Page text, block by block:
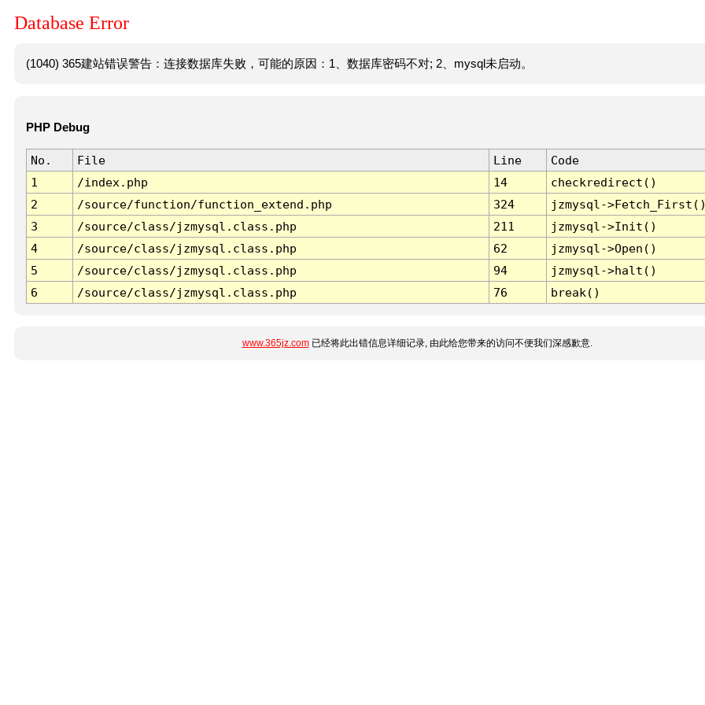
Database Error
(1040) 365建站错误警告：连接数据库失败，可能的原因：1、数据库密码不对; 2、mysql未启动。
PHP Debug
No. File Line
Code
1
/index.php 14
checkredirect()
2
/source/function/function_extend.php 324
jzmysql-
3
/source/class/jzmysql.class.php 211
jzmysql->Init()
4
/source/class/jzmysql.class.php 62
jzmysql->Open()
5
/source/class/jzmysql.class.php 94
jzmysql->halt()
6
/source/class/jzmysql.class.php 76 break()
www.365jz.com已经将此出错信息详细记录, 由此给您带来的访问不便我们深感歉意.